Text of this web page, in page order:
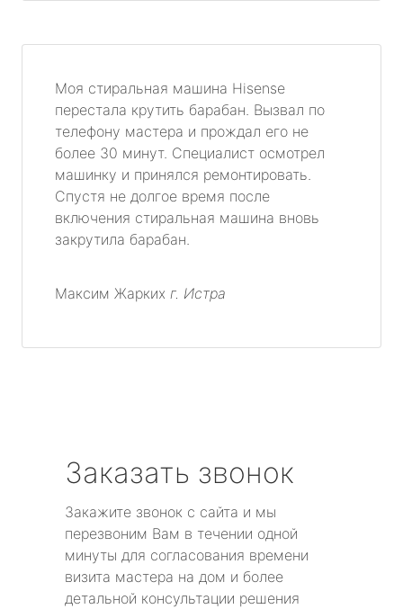
Моя стиральная машина Hisense
перестала крутить барабан. Вызвал по
телефону мастера и прождал его не
более 30 минут. Специалист осмотрел
машинку и принялся ремонтировать.
Спустя не долгое время после
включения стиральная машина вновь
закрутила барабан.
Максим Жарких г. Истра
Заказать звонок
Закажите звонок с сайта и мы
перезвоним Вам в течении одной
минуты для согласования времени
визита мастера на дом и более
детальной консультации решения